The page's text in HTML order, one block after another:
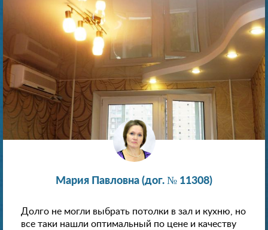
Мария Павловна (дог. № 11308)
Долго не могли выбрать потолки в зал и кухню, но
все таки нашли оптимальный по цене и качеству